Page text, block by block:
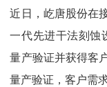
近日，屹唐股份在
一代先进干法刻蚀
量产验证并获得客
量产验证，客户需